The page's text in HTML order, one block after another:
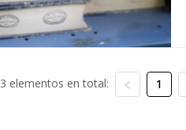
3 elementos en total: 1